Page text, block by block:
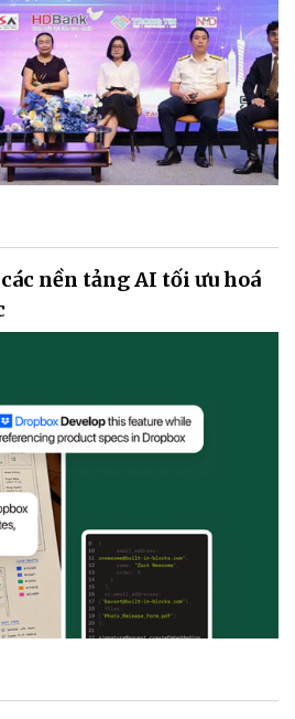
nền tảng AI tối ưu hoá